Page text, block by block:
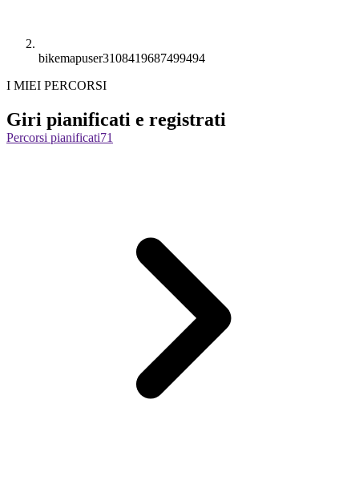
bikemapuser3108419687499494
I MIEI PERCORSI
Giri pianificati e registrati
Percorsi pianificati71